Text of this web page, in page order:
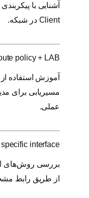
Client در شبکه.
policy + LAB
مسیریابی برای
عملی.
interface
از طریق رابط